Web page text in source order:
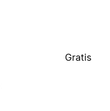
Gratis